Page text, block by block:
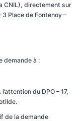
CNIL), directement sur
3 Place de Fontenoy –
demande à :
du DPO – 17,
de la demande